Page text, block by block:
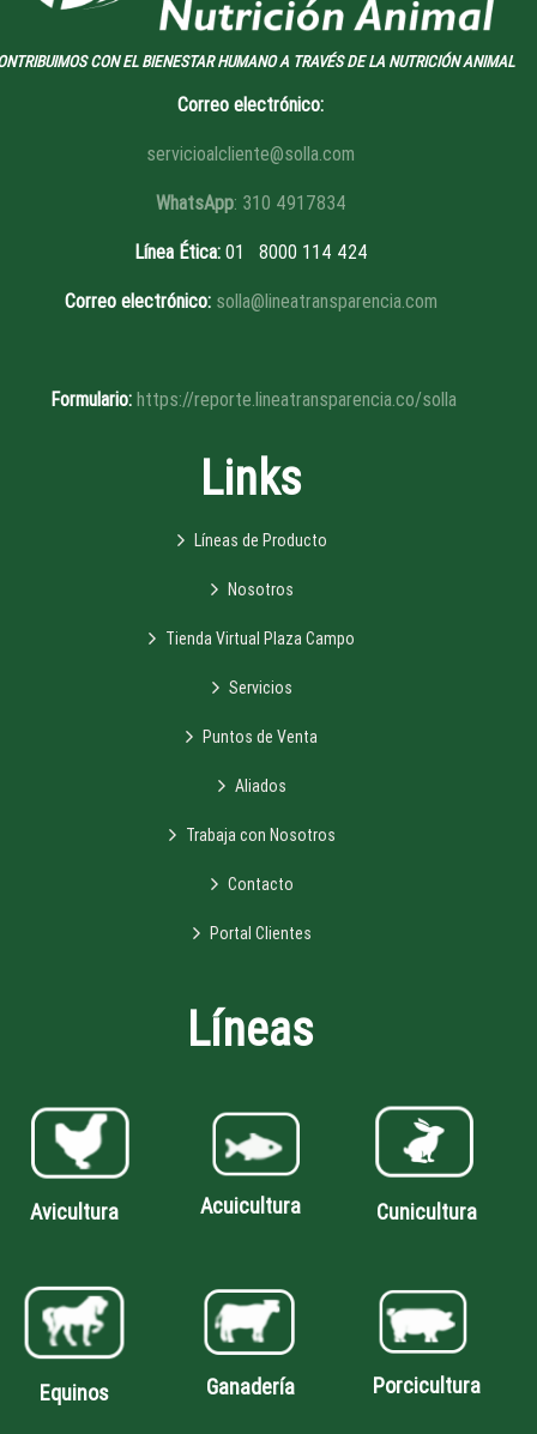
CON EL BIENESTAR HUMANO A TRAVÉS DE LA NUTRICIÓN ANIMAL
Correo electrónico:
servicioalcliente@solla.com
WhatsApp: 310 4917834
Línea Ética:01 8000 114 424
Correo electrónico: solla@lineatransparencia.com
Formulario: https://reporte.lineatransparencia.co/solla
Links
Líneas de Producto
Nosotros
Tienda Virtual Plaza Campo
Servicios
Puntos de Venta
Aliados
Trabaja con Nosotros
Contacto
Portal Clientes
Líneas
Avicultura Acuicultura Cunicultura
Equinos Ganadería Porcicultura